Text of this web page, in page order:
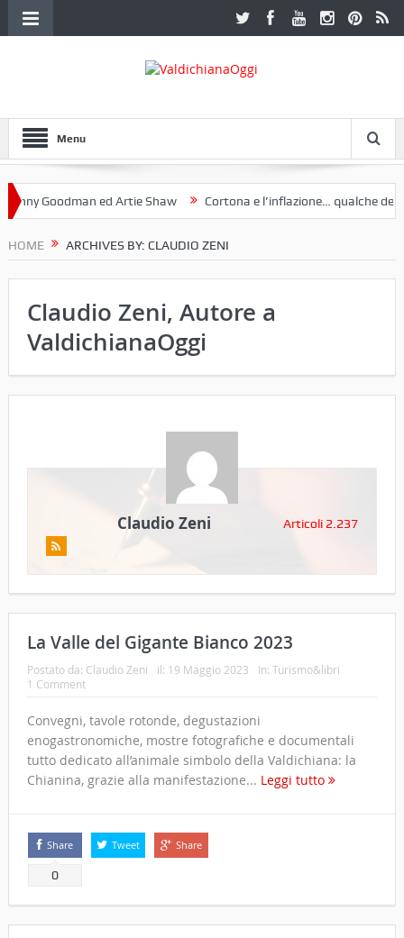
Menu
Goodman ed Artie Shaw Cortona e l’inflazione… qualche
HOME ARCHIVES BY: CLAUDIO ZENI
Claudio Zeni, Autore a
ValdichianaOggi
Claudio Zeni Articoli 2.237
La Valle del Gigante Bianco 2023
Postato da: Claudio Zeni il: 19 Maggio 2023 In: Turismo&libri
1 Comment
Convegni, tavole rotonde, degustazioni
enogastronomiche, mostre fotografiche e documentali
tutto dedicato all’animale simbolo della Valdichiana: la
Chianina, grazie alla manifestazione... Leggi tutto
Share
0
Tweet Share